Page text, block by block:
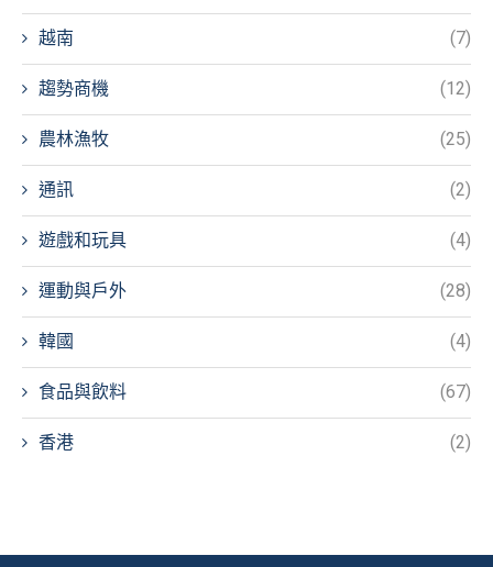
越南 (7)
趨勢商機 (12)
農林漁牧 (25)
通訊 (2)
遊戲和玩具 (4)
運動與戶外 (28)
韓國 (4)
食品與飲料 (67)
香港 (2)